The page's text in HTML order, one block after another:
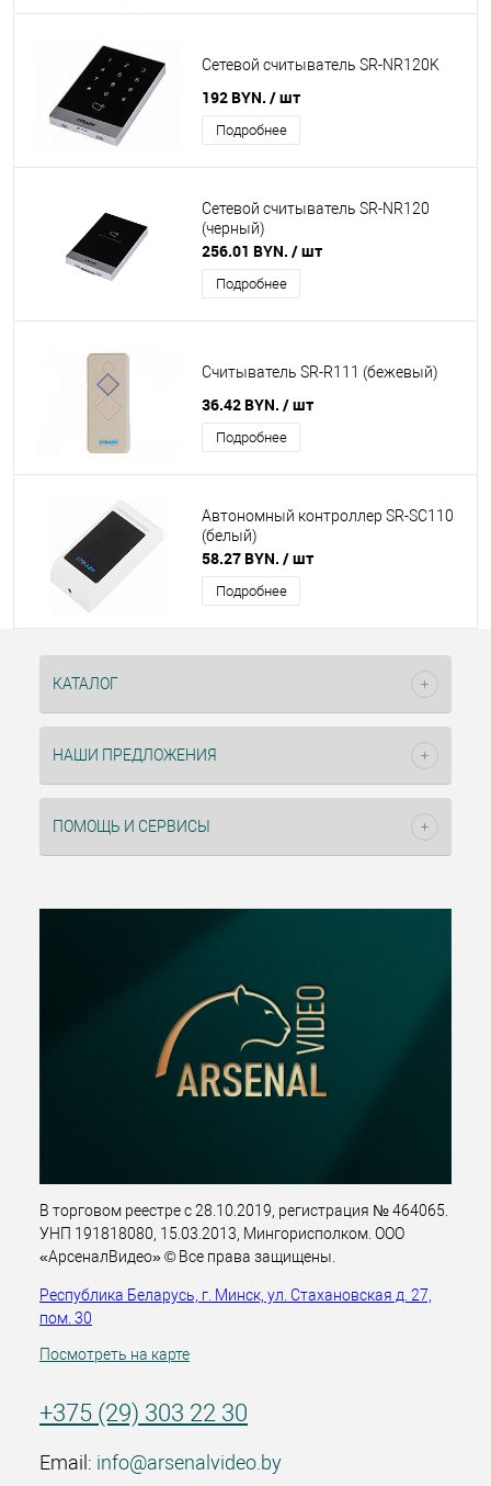
Сетевой считыватель SR-NR120K
192 BYN. / шт
Подробнее
Сетевой считыватель SR-NR120
(черный)
256.01 BYN. / шт
Подробнее
Считыватель SR-R111 (бежевый)
36.42 BYN. / шт
Подробнее
Автономный контроллер SR-SC110
(белый)
58.27 BYN. / шт
Подробнее
КАТАЛОГ
НАШИ ПРЕДЛОЖЕНИЯ
ПОМОЩЬ И СЕРВИСЫ
В торговом реестре с 28.10.2019, регистрация № 464065.
УНП 191818080, 15.03.2013, Мингорисполком. ООО
«АрсеналВидео» © Все права защищены.
Республика Беларусь, г. Минск, ул. Стахановская д. 27,
пом. 30
Посмотреть на карте
+375 (29) 303 22 30
Email: info@arsenalvideo.by